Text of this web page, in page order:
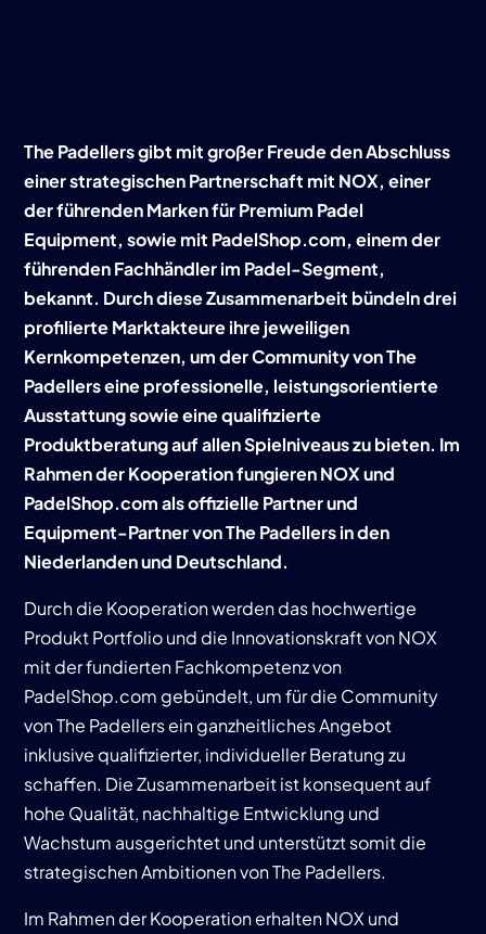
The Padellers gibt mit großer Freude den Abschluss
einer strategischen Partnerschaft mit NOX, einer
der führenden Marken für Premium Padel
Equipment, sowie mit PadelShop.com, einem der
führenden Fachhändler im Padel-Segment,
bekannt. Durch diese Zusammenarbeit bündeln drei
profilierte Marktakteure ihre jeweiligen
Kernkompetenzen, um der Community von The
Padellers eine professionelle, leistungsorientierte
Ausstattung sowie eine qualifizierte
Produktberatung auf allen Spielniveaus zu bieten. Im
Rahmen der Kooperation fungieren NOX und
PadelShop.com als offizielle Partner und
Equipment-Partner von The Padellers in den
Niederlanden und Deutschland.
Durch die Kooperation werden das hochwertige
Produkt Portfolio und die Innovationskraft von NOX
mit der fundierten Fachkompetenz von
PadelShop.com gebündelt, um für die Community
von The Padellers ein ganzheitliches Angebot
inklusive qualifizierter, individueller Beratung zu
schaffen. Die Zusammenarbeit ist konsequent auf
hohe Qualität, nachhaltige Entwicklung und
Wachstum ausgerichtet und unterstützt somit die
strategischen Ambitionen von The Padellers.
Im Rahmen der Kooperation erhalten NOX und